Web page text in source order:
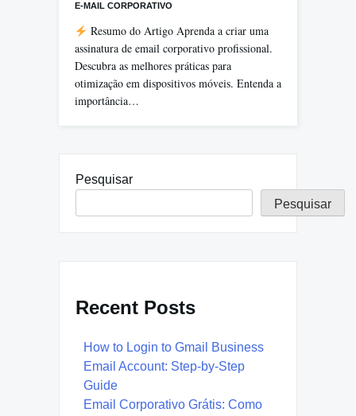
E-MAIL CORPORATIVO
Resumo do Artigo Aprenda a criar uma
assinatura de email corporativo profissional.
Descubra as melhores práticas para
otimização em dispositivos móveis. Entenda a
importância…
Pesquisar
Pesquisar
Recent Posts
How to Login to Gmail Business
Email Account: Step-by-Step
Guide
Email Corporativo Grátis: Como